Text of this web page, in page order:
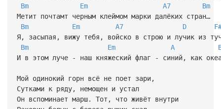
Bm
Em A7
Bm
Метит почтамт черным клеймом марки далёких стран…
Bm
Em A7 D
Я, засыпая, вижу тебя, войско в строю и лучик из
Bm
Em A
И в этом луче - наш княжеский флаг - синий, как
Мой одинокий горн всё не поет зари,
Сутками к ряду, немощен и устал
Он вспоминает марш. Тот, что живёт внутри